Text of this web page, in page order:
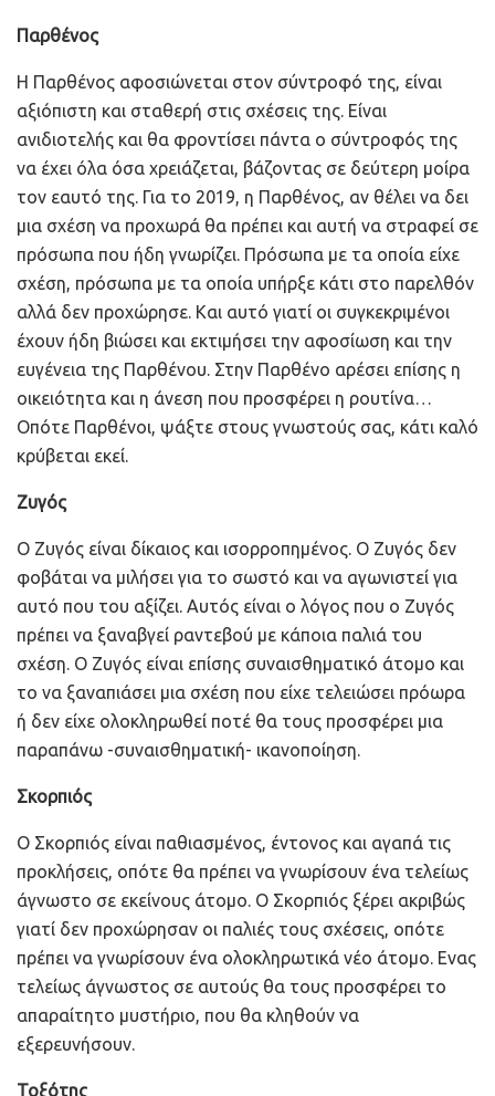
Παρθένος
Η Παρθένος αφοσιώνεται στον σύντροφό της, είναι
αξιόπιστη και σταθερή στις σχέσεις της. Είναι
ανιδιοτελής και θα φροντίσει πάντα ο σύντροφός της
να έχει όλα όσα χρειάζεται, βάζοντας σε δεύτερη μοίρα
τον εαυτό της. Για το 2019, η Παρθένος, αν θέλει να δει
μια σχέση να προχωρά θα πρέπει και αυτή να στραφεί σε
πρόσωπα που ήδη γνωρίζει. Πρόσωπα με τα οποία είχε
σχέση, πρόσωπα με τα οποία υπήρξε κάτι στο παρελθόν
αλλά δεν προχώρησε. Και αυτό γιατί οι συγκεκριμένοι
έχουν ήδη βιώσει και εκτιμήσει την αφοσίωση και την
ευγένεια της Παρθένου. Στην Παρθένο αρέσει επίσης η
οικειότητα και η άνεση που προσφέρει η ρουτίνα…
Οπότε Παρθένοι, ψάξτε στους γνωστούς σας, κάτι καλό
κρύβεται εκεί.
Ζυγός
Ο Ζυγός είναι δίκαιος και ισορροπημένος. Ο Ζυγός δεν
φοβάται να μιλήσει για το σωστό και να αγωνιστεί για
αυτό που του αξίζει. Αυτός είναι ο λόγος που ο Ζυγός
πρέπει να ξαναβγεί ραντεβού με κάποια παλιά του
σχέση. Ο Ζυγός είναι επίσης συναισθηματικό άτομο και
το να ξαναπιάσει μια σχέση που είχε τελειώσει πρόωρα
ή δεν είχε ολοκληρωθεί ποτέ θα τους προσφέρει μια
παραπάνω -συναισθηματική- ικανοποίηση.
Σκορπιός
Ο Σκορπιός είναι παθιασμένος, έντονος και αγαπά τις
προκλήσεις, οπότε θα πρέπει να γνωρίσουν ένα τελείως
άγνωστο σε εκείνους άτομο. Ο Σκορπιός ξέρει ακριβώς
γιατί δεν προχώρησαν οι παλιές τους σχέσεις, οπότε
πρέπει να γνωρίσουν ένα ολοκληρωτικά νέο άτομο. Ενας
τελείως άγνωστος σε αυτούς θα τους προσφέρει το
απαραίτητο μυστήριο, που θα κληθούν να
εξερευνήσουν.
Τοξότης